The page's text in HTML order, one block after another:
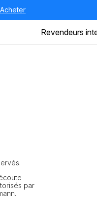
Acheter
Revendeurs
par